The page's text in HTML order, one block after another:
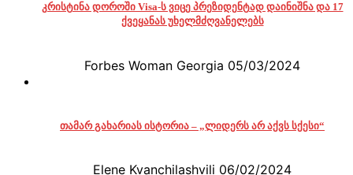
კრისტინა დოროში Visa-ს ვიცე პრეზიდენტად დაინიშნა და 17
ქვეყანას უხელმძღვანელებს
Forbes Woman Georgia 05/03/2024
თამარ გახარიას ისტორია – „ლიდერს არ აქვს სქესი“
Elene Kvanchilashvili 06/02/2024